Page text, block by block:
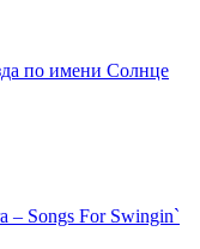
по имени Солнце
– Songs For Swingin`